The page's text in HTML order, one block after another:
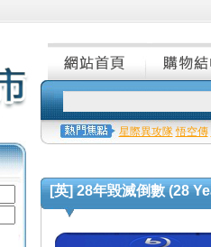
星際異攻隊 悟空傳
[英] 28年毀滅倒數 (28